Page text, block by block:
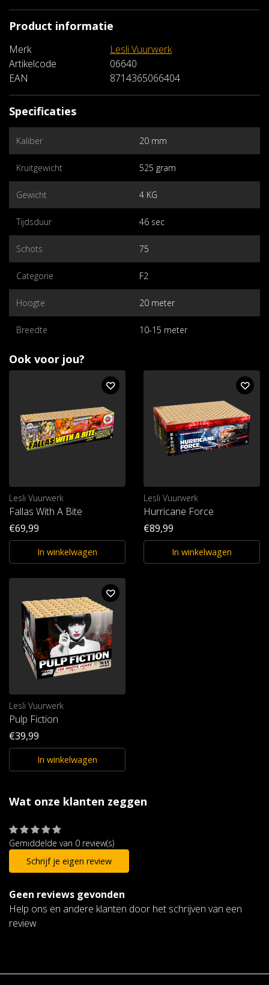
Product informatie
Merk
Lesli Vuurwerk
Artikelcode
06640
EAN
8714365066404
Specificaties
Kaliber 20 mm
Kruitgewicht 525 gram
Gewicht 4 KG
Tijdsduur 46 sec
Schots 75
Categorie F2
Hoogte 20 meter
Breedte 10-15 meter
Ook voor jou?
Lesli Vuurwerk
Fallas With A Bite
€69,99
In winkelwagen
Lesli Vuurwerk
Hurricane Force
€89,99
In winkelwagen
Lesli Vuurwerk
Pulp Fiction
€39,99
In winkelwagen
Wat onze klanten zeggen
Gemiddelde van 0 review(s)
Schrijf je eigen review
Geen reviews gevonden
Help ons en andere klanten door het schrijven van een
review